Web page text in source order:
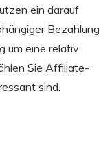
ein darauf
Bezahlung
um eine relativ
Sie Affiliate-
sind.